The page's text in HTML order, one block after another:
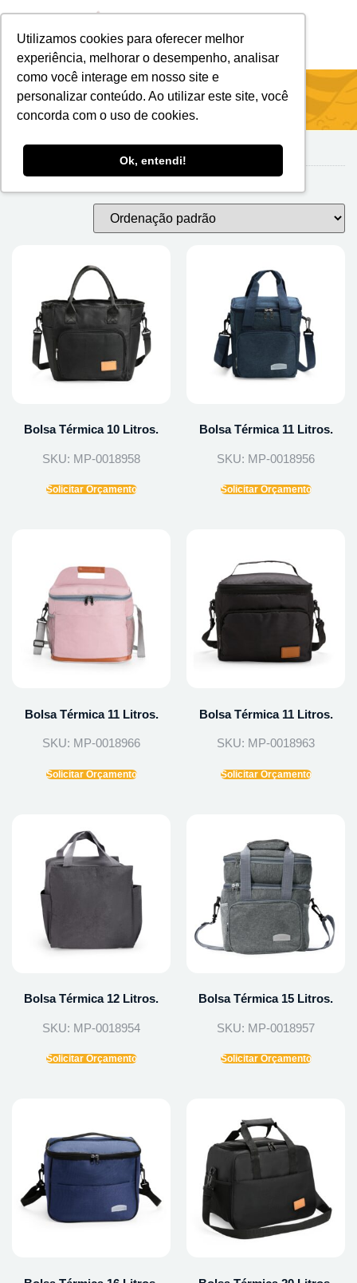
Utilizamos cookies para oferecer melhor
experiência, melhorar o desempenho, analisar
como você interage em nosso site e
personalizar conteúdo. Ao utilizar este site, você
concorda com o uso de cookies.
Ok, entendi!
Início/Bolsas Térmicas / Oxford
Bolsa Térmica 10 Litros.
SKU: MP-0018958
Solicitar Orçamento
Bolsa Térmica 11 Litros.
SKU: MP-0018956
Solicitar Orçamento
Bolsa Térmica 11 Litros.
SKU: MP-0018966
Solicitar Orçamento
Bolsa Térmica 11 Litros.
SKU: MP-0018963
Solicitar Orçamento
Bolsa Térmica 12 Litros.
SKU: MP-0018954
Solicitar Orçamento
Bolsa Térmica 15 Litros.
SKU: MP-0018957
Solicitar Orçamento